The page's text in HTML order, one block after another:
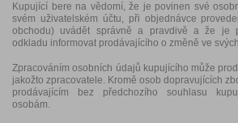
Kupující bere na vědomí, že je povinen své
svém uživatelském účtu, při objednávce
obchodu) uvádět správně a pravdivě a že je
odkladu informovat prodávajícího o změně ve
Zpracováním osobních údajů kupujícího může
jakožto zpracovatele. Kromě osob dopravujících
prodávajícím bez předchozího souhlasu
osobám.